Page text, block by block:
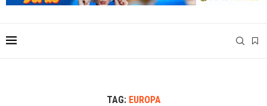
TAG: EUROPA